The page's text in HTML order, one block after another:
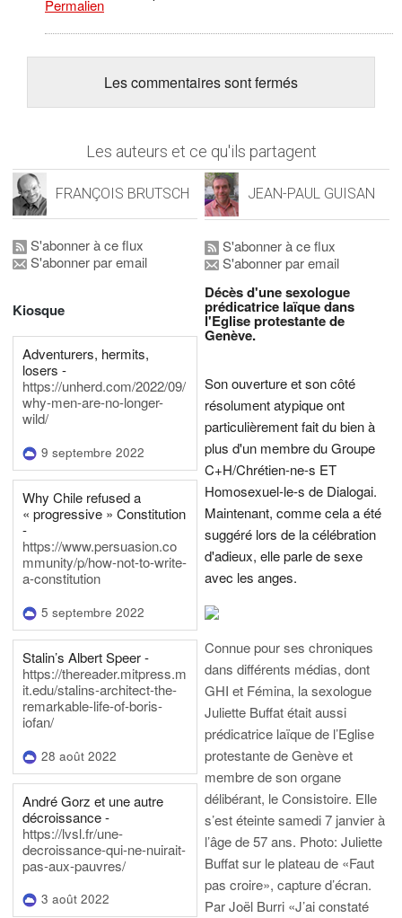
Permalien
Les commentaires sont fermés
Les auteurs et ce qu'ils partagent
FRANÇOIS BRUTSCH
S'abonner à ce flux
S'abonner par email
Kiosque
Adventurers, hermits,
losers -
https://unherd.com/2022/09/
why-men-are-no-longer-
wild/
9 septembre 2022
Why Chile refused a
« progressive » Constitution
-
https://www.persuasion.co
mmunity/p/how-not-to-write-
a-constitution
5 septembre 2022
Stalin’s Albert Speer -
https://thereader.mitpress.m
it.edu/stalins-architect-the-
remarkable-life-of-boris-
iofan/
28 août 2022
André Gorz et une autre
décroissance -
https://lvsl.fr/une-
decroissance-qui-ne-nuirait-
pas-aux-pauvres/
3 août 2022
JEAN-PAUL GUISAN
S'abonner à ce flux
S'abonner par email
Décès d'une sexologue
prédicatrice laïque dans
l'Eglise protestante de
Genève.
Son ouverture et son côté
résolument atypique ont
particulièrement fait du bien à
plus d'un membre du Groupe
C+H/Chrétien-ne-s ET
Homosexuel-le-s de Dialogai.
Maintenant, comme cela a été
suggéré lors de la célébration
d'adieux, elle parle de sexe
avec les anges.
Connue pour ses chroniques
dans différents médias, dont
GHI et Fémina, la sexologue
Juliette Buffat était aussi
prédicatrice laïque de l’Eglise
protestante de Genève et
membre de son organe
délibérant, le Consistoire. Elle
s’est éteinte samedi 7 janvier à
l’âge de 57 ans. Photo: Juliette
Buffat sur le plateau de «Faut
pas croire», capture d’écran.
Par Joël Burri «J’ai constaté